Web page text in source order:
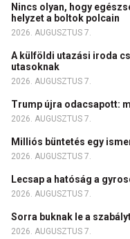
Nincs olyan, hogy
helyzet a boltok polcain
2026. AUGUSZTUS 7.
A külföldi utazási iroda
utasoknak
2026. AUGUSZTUS 7.
Trump újra odacsapott:
2026. AUGUSZTUS 7.
Milliós büntetés egy
2026. AUGUSZTUS 7.
Lecsap a hatóság a
2026. AUGUSZTUS 7.
Sorra buknak le a
2026. AUGUSZTUS 7.